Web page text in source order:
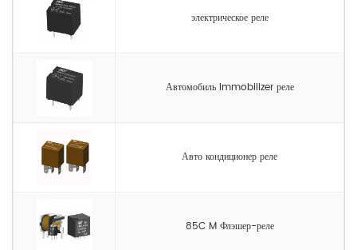
электрическое реле
Автомобиль Immobilizer реле
Авто кондиционер реле
85C M Флэшер-реле